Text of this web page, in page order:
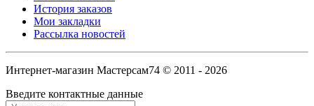
История заказов
Мои закладки
Рассылка новостей
Интернет-магазин Мастерсам74 © 2011 - 2026
Введите контактные данные